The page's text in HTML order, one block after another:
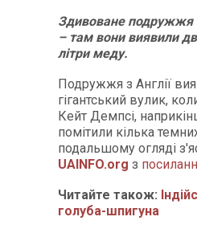
Здивоване подружжя
– там вони виявили
літри меду.
Подружжя з Англії
гігантський вулик,
Кейт Демпсі,
помітили кілька
подальшому огляді
UAINFO.org з
Читайте також:
голуба-шпигуна